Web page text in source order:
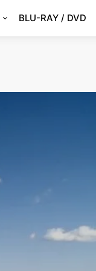
BLU-RAY / DVD